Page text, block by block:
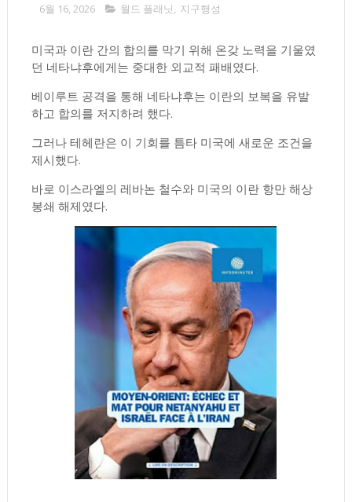
6월 16, 2026 월드 플래닛, 지구행성
미국과 이란 간의 합의를 막기 위해 온갖 노력을 기울였
던 네타냐후에게는 중대한 외교적 패배였다.
베이루트 공격을 통해 네타냐후는 이란의 보복을 유발
하고 합의를 저지하려 했다.
그러나 테헤란은 이 기회를 틈타 미국에 새로운 조건을
제시했다.
바로 이스라엘의 레바논 철수와 미국의 이란 항만 해상
봉쇄 해제였다.